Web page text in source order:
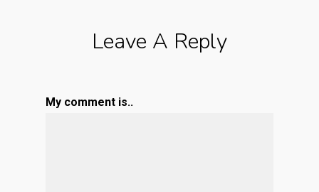
Leave A Reply
My comment is..